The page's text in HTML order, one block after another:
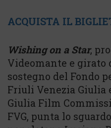
ACQUISTA IL
Wishing on a Star,
Videomante e
sostegno del Fondo
Friuli Venezia Giulia
Giulia Film
FVG, punta lo